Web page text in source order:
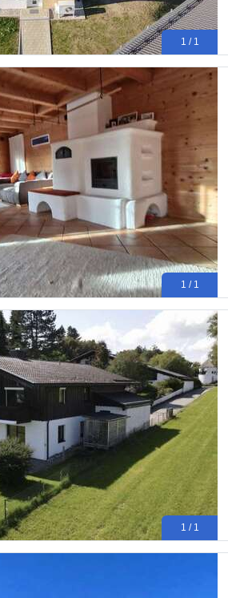
1 / 1
1 / 1
1 / 1